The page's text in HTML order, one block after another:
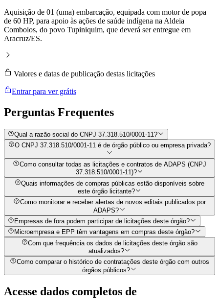
Aquisição de 01 (uma) embarcação, equipada com motor de popa
de 60 HP, para apoio às ações de saúde indígena na Aldeia
Comboios, do povo Tupiniquim, que deverá ser entregue em
Aracruz/ES.
Valores e datas de publicação destas licitações
Entrar para ver grátis
Perguntas Frequentes
Qual a razão social do CNPJ 37.318.510/0001-11?
O CNPJ 37.318.510/0001-11 é de órgão público ou empresa privada?
Como consultar todas as licitações e contratos de ADAPS (CNPJ
37.318.510/0001-11)?
Quais informações de compras públicas estão disponíveis sobre
este órgão licitante?
Como monitorar e receber alertas de novos editais publicados por
ADAPS?
Empresas de fora podem participar de licitações deste órgão?
Microempresa e EPP têm vantagens em compras deste órgão?
Com que frequência os dados de licitações deste órgão são
atualizados?
Como comparar o histórico de contratações deste órgão com outros
órgãos públicos?
Acesse dados completos de